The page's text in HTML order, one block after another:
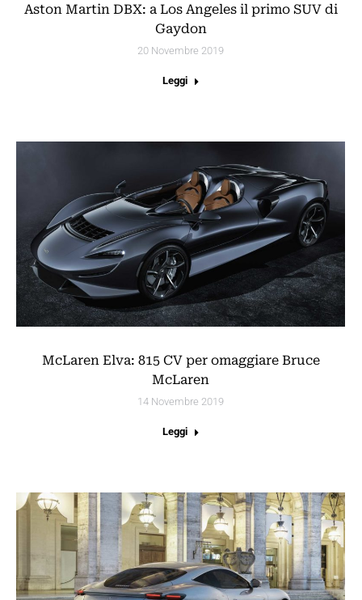
Aston Martin DBX: a Los Angeles il primo SUV di
Gaydon
20 Novembre 2019
Leggi
McLaren Elva: 815 CV per omaggiare Bruce
McLaren
14 Novembre 2019
Leggi